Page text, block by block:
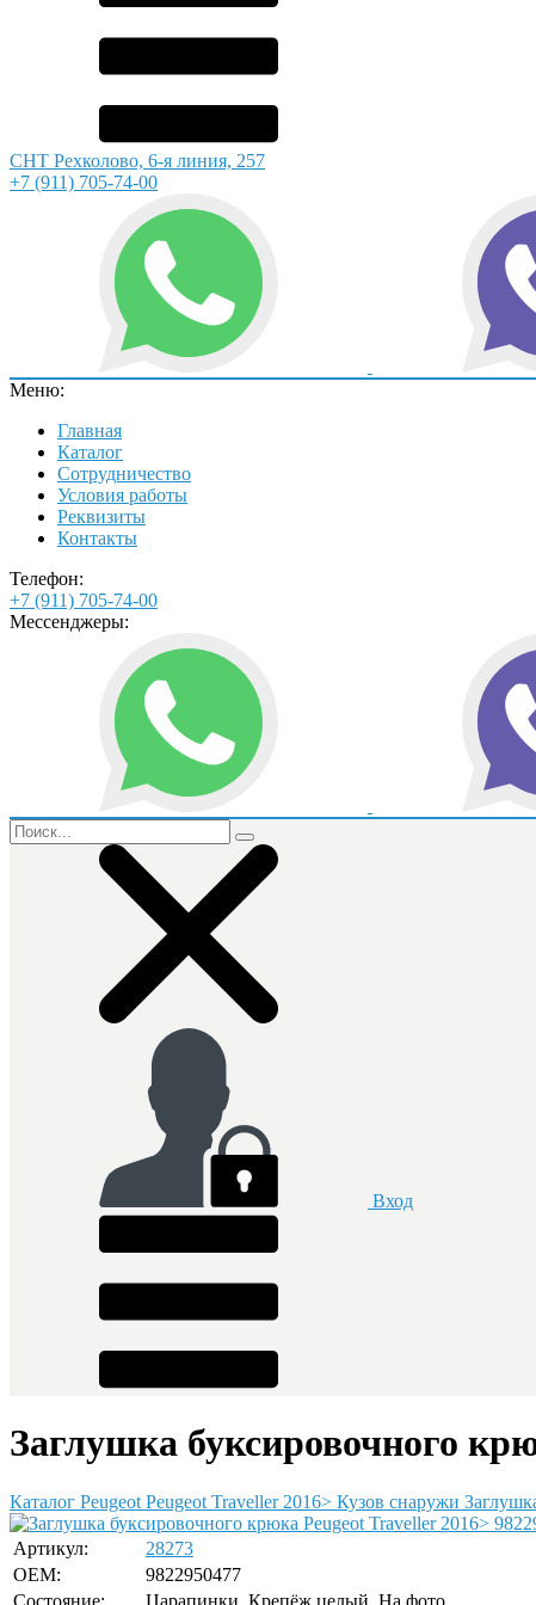
СНТ Рехколово, 6-я линия, 257
+7 (911) 705-74-00
Меню:
Главная
Каталог
Сотрудничество
Условия работы
Реквизиты
Контакты
Телефон:
+7 (911) 705-74-00
Мессенджеры:
Вход
Заглушка буксировочного
Каталог Peugeot Peugeot Traveller 2016> Кузов снаружи
Артикул:
28273
OEM:
9822950477
Состояние:
Царапинки. Крепёж целый. На фото